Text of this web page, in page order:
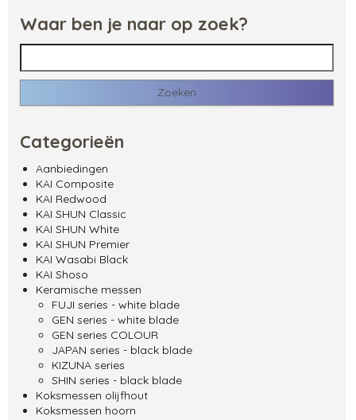
Waar ben je naar op zoek?
Zoeken naar:
Categorieën
Aanbiedingen
KAI Composite
KAI Redwood
KAI SHUN Classic
KAI SHUN White
KAI SHUN Premier
KAI Wasabi Black
KAI Shoso
Keramische messen
FUJI series - white blade
GEN series - white blade
GEN series COLOUR
JAPAN series - black blade
KIZUNA series
SHIN series - black blade
Koksmessen olijfhout
Koksmessen hoorn